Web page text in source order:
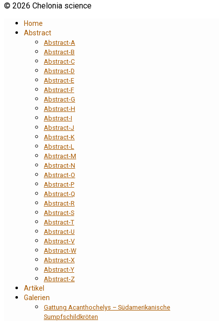
© 2026 Chelonia science
Home
Abstract
Abstract-A
Abstract-B
Abstract-C
Abstract-D
Abstract-E
Abstract-F
Abstract-G
Abstract-H
Abstract-I
Abstract-J
Abstract-K
Abstract-L
Abstract-M
Abstract-N
Abstract-O
Abstract-P
Abstract-Q
Abstract-R
Abstract-S
Abstract-T
Abstract-U
Abstract-V
Abstract-W
Abstract-X
Abstract-Y
Abstract-Z
Artikel
Galerien
Gattung Acanthochelys – Südamerikanische
Sumpfschildkröten